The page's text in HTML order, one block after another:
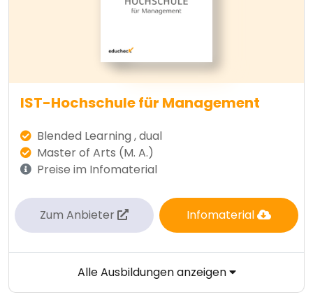
IST-Hochschule für Management
Blended Learning , dual
Master of Arts (M. A.)
Preise im Infomaterial
Zum Anbieter Infomaterial
Alle Ausbildungen anzeigen